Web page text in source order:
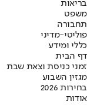
בריאות
משפט
תחבורה
פוליטי-מדיני
כללי ומידע
דף הבית
זמני כניסת וצאת שבת
מגזין השבוע
בחירות 2026
אודות